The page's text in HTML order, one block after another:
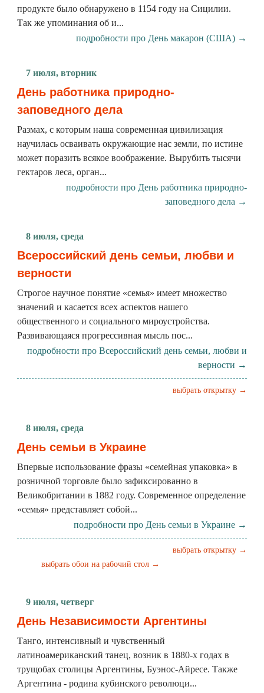
продукте было обнаружено в 1154 году на Сицилии.
Так же упоминания об и...
подробности про День макарон (США) →
7 июля, вторник
День работника природно-
заповедного дела
Размах, с которым наша современная цивилизация
научилась осваивать окружающие нас земли, по истине
может поразить всякое воображение. Вырубить тысячи
гектаров леса, орган...
подробности про День работника природно-
заповедного дела →
8 июля, среда
Всероссийский день семьи, любви и
верности
Строгое научное понятие «семья» имеет множество
значений и касается всех аспектов нашего
общественного и социального мироустройства.
Развивающаяся прогрессивная мысль пос...
подробности про Всероссийский день семьи, любви и
верности →
выбрать открытку →
8 июля, среда
День семьи в Украине
Впервые использование фразы «семейная упаковка» в
розничной торговле было зафиксированно в
Великобритании в 1882 году. Современное определение
«семья» представляет собой...
подробности про День семьи в Украине →
выбрать открытку →
выбрать обои на рабочий стол →
9 июля, четверг
День Независимости Аргентины
Танго, интенсивный и чувственный
латиноамериканский танец, возник в 1880-х годах в
трущобах столицы Аргентины, Буэнос-Айресе. Также
Аргентина - родина кубинского революци...